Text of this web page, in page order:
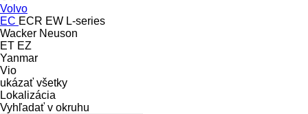
Volvo
EC ECR EW L-series
Wacker Neuson
ET EZ
Yanmar
Vio
ukázať všetky
Lokalizácia
Vyhľadať v okruhu